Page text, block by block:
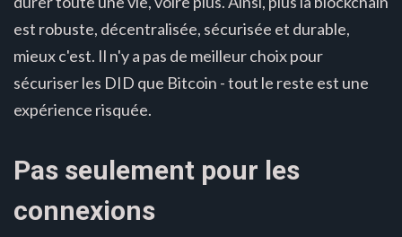
est robuste, décentralisée, sécurisée et durable,
mieux c'est. Il n'y a pas de meilleur choix pour
sécuriser les DID que Bitcoin - tout le reste est une
expérience risquée.
Pas seulement pour les
connexions